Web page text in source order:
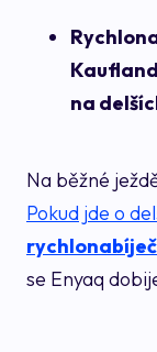
na
Na běžné
Pokud jde o
se Enyaq